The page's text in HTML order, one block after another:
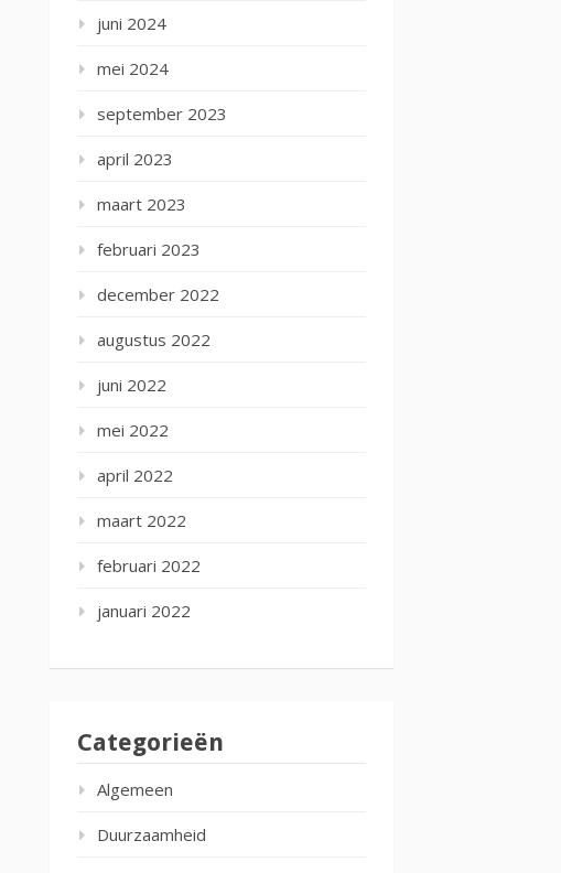
juni 2024
mei 2024
september 2023
april 2023
maart 2023
februari 2023
december 2022
augustus 2022
juni 2022
mei 2022
april 2022
maart 2022
februari 2022
januari 2022
Categorieën
Algemeen
Duurzaamheid